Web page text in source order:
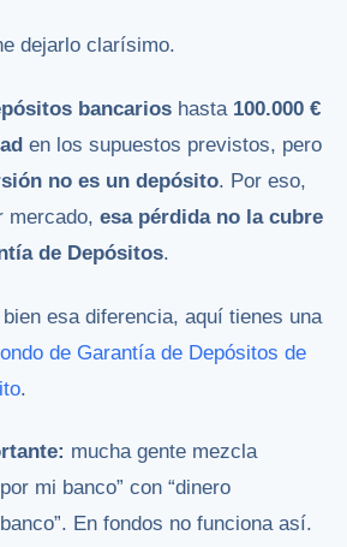
dejarlo clarísimo.
bancarios hasta 100.000 €
en los supuestos previstos, pero
no es un depósito. Por eso,
mercado, esa pérdida no la cubre
de Depósitos.
esa diferencia, aquí tienes una
de Garantía de Depósitos de
.
mucha gente mezcla
mi banco” con “dinero
En fondos no funciona así.